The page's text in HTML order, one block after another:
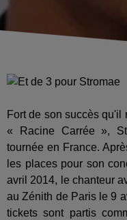
Fort de son succès
« Racine Carrée »,
tournée en France.
les places pour son
avril 2014, le chanteur
au Zénith de Paris le 9
tickets sont partis